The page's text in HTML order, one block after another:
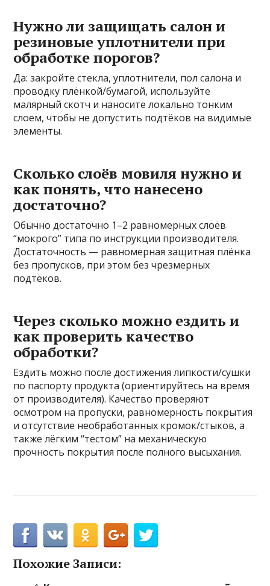
Нужно ли защищать салон и
резиновые уплотнители при
обработке порогов?
Да: закройте стекла, уплотнители, пол салона и
проводку плёнкой/бумагой, используйте
малярный скотч и наносите локально тонким
слоем, чтобы не допустить подтёков на видимые
элементы.
Сколько слоёв мовиля нужно и
как понять, что нанесено
достаточно?
Обычно достаточно 1–2 равномерных слоёв
“мокрого” типа по инструкции производителя.
Достаточность — равномерная защитная плёнка
без пропусков, при этом без чрезмерных
подтёков.
Через сколько можно ездить и
как проверить качество
обработки?
Ездить можно после достижения липкости/сушки
по паспорту продукта (ориентируйтесь на время
от производителя). Качество проверяют
осмотром на пропуски, равномерность покрытия
и отсутствие необработанных кромок/стыков, а
также лёгким “тестом” на механическую
прочность покрытия после полного высыхания.
Похожие Записи: